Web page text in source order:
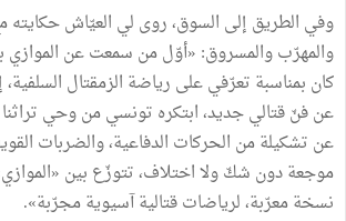
وفي الطريق إلى السوق، روى لي العيّاش حكايته
والمهرّب والمسروق: «أوّل من سمعت عن الموازي
كان بمناسبة تعرّفي على رياضة الزمقتال
عن فنّ قتالي جديد، ابتكره تونسي من وحي
عن تشكيلة من الحركات الدفاعية، والضربات
موجعة دون شكّ ولا اختلاف، تتوزّع بين
نسخة معرّبة، لرياضات قتالية آسيوية مجرّبة».